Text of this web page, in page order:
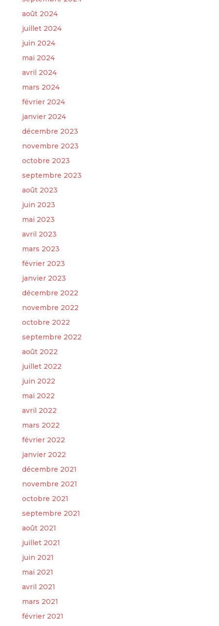
août 2024
juillet 2024
juin 2024
mai 2024
avril 2024
mars 2024
février 2024
janvier 2024
décembre 2023
novembre 2023
octobre 2023
septembre 2023
août 2023
juin 2023
mai 2023
avril 2023
mars 2023
février 2023
janvier 2023
décembre 2022
novembre 2022
octobre 2022
septembre 2022
août 2022
juillet 2022
juin 2022
mai 2022
avril 2022
mars 2022
février 2022
janvier 2022
décembre 2021
novembre 2021
octobre 2021
septembre 2021
août 2021
juillet 2021
juin 2021
mai 2021
avril 2021
mars 2021
février 2021